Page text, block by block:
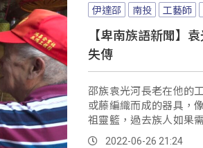
伊達邵 南投 工藝師
【卑南族語新聞】
失傳
邵族袁光河長老在他的
或藤編織而成的器具，
祖靈籃，過去族人如果
為他年老...。
2022-06-26 21:24